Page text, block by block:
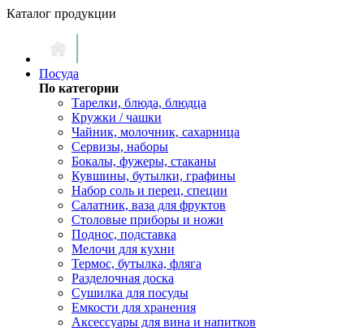
Каталог продукции
Посуда
По категории
Тарелки, блюда, блюдца
Кружки / чашки
Чайник, молочник, сахарница
Сервизы, наборы
Бокалы, фужеры, стаканы
Кувшины, бутылки, графины
Набор соль и перец, специи
Салатник, ваза для фруктов
Столовые приборы и ножи
Поднос, подставка
Мелочи для кухни
Термос, бутылка, фляга
Разделочная доска
Сушилка для посуды
Емкости для хранения
Аксессуары для вина и напитков